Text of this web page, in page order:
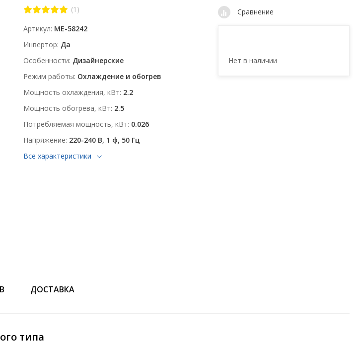
(1)
Артикул ME-58242
Инвертор Да
Особенности Дизайнерские
Режим работы Охлаждение и обогрев
Мощность охлаждения, кВт 2.2
Мощность обогрева, кВт 2.5
Потребляемая мощность, кВт 0.026
Напряжение 220-240 В, 1 ф, 50 Гц
Все характеристики
Сравнение
Нет в наличии
ДОСТАВКА
типа